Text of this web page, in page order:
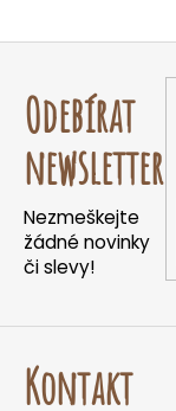
p
u
č
u
j
e
m
e
Odebírat
newsletter
Nezmeškejte
žádné novinky
či slevy!
Kontakt